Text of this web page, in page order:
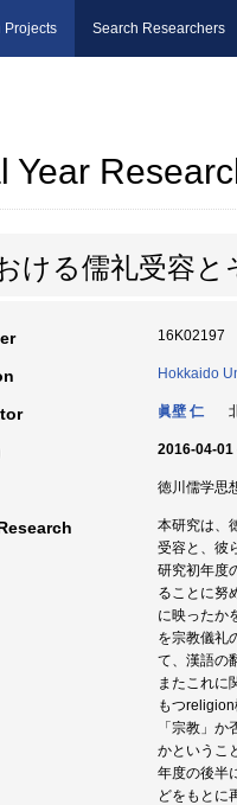
Projects Search Researchers
Year
ける儒礼受容と
16K02197
Hokkaido
眞壁 仁
2016-04-01
徳川儒学思
本研究は、
受容と、彼
研究初年度
ることに努
に映ったか
を宗教儀礼
て、漢語の
またこれに
もつ
「宗教」
かというこ
年度の後半
どをもとに